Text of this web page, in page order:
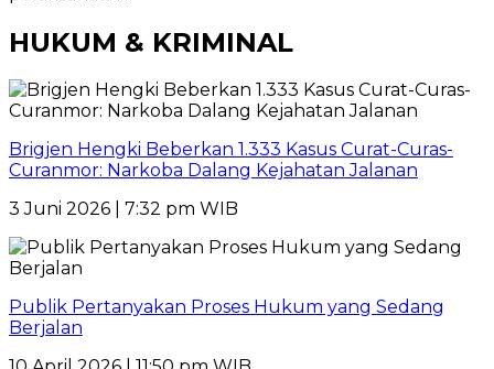
HUKUM & KRIMINAL
Brigjen Hengki Beberkan 1.333 Kasus Curat-Curas-
Curanmor: Narkoba Dalang Kejahatan Jalanan
3 Juni 2026 | 7:32 pm WIB
Publik Pertanyakan Proses Hukum yang Sedang
Berjalan